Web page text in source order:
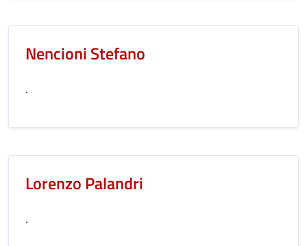
Nencioni Stefano
.
Lorenzo Palandri
.